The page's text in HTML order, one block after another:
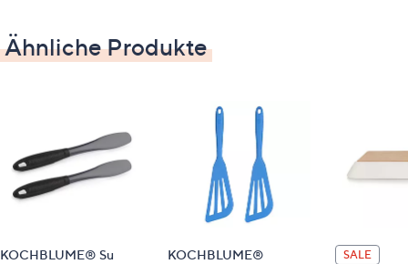
Ähnliche Produkte
KOCHBLUME® Su
KOCHBLUME®
SALE